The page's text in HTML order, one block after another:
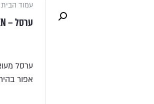
עמוד הבית
ערסל – ART GREEN
ערסל
אפור